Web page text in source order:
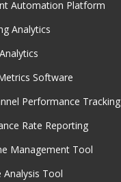
Automation Platform
Analytics
Software
Performance Tracking
Rate Reporting
Management Tool
Analysis Tool